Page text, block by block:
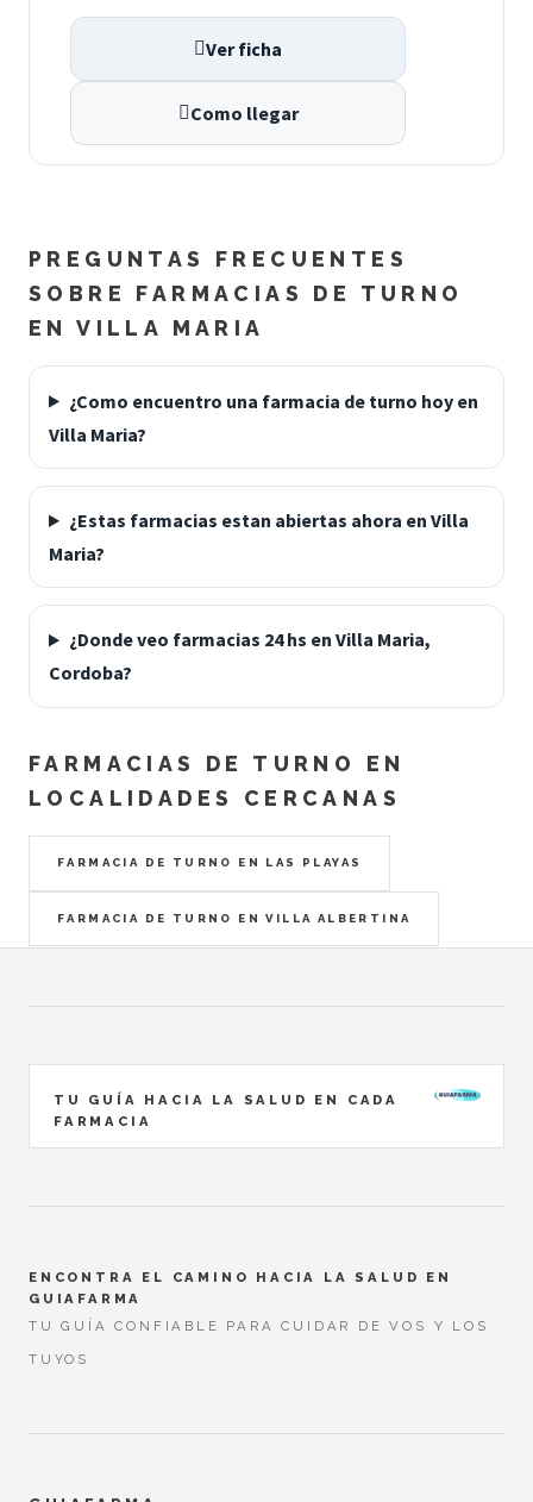
Ver ficha
Como llegar
PREGUNTAS FRECUENTES
SOBRE FARMACIAS DE TURNO
EN VILLA MARIA
¿Como encuentro una farmacia de turno hoy en
Villa Maria?
¿Estas farmacias estan abiertas ahora en Villa
Maria?
¿Donde veo farmacias 24 hs en Villa Maria,
Cordoba?
FARMACIAS DE TURNO EN
LOCALIDADES CERCANAS
FARMACIA DE TURNO EN LAS PLAYAS
FARMACIA DE TURNO EN VILLA ALBERTINA
TU GUÍA HACIA LA SALUD EN CADA
FARMACIA
ENCONTRA EL CAMINO HACIA LA SALUD EN
GUIAFARMA
TU GUÍA CONFIABLE PARA CUIDAR DE VOS Y LOS
TUYOS